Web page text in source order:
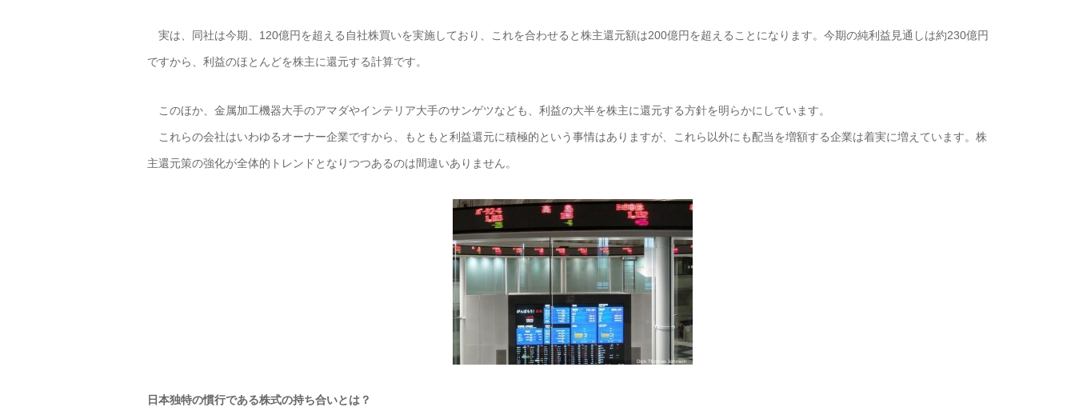
実は、同社は今期、120億円を超える自社株買いを実施しており、これを合わせると株主還元額は200億円を超えることになります。今期の純利益見通しは約230億円
ですから、利益のほとんどを株主に還元する計算です。
このほか、金属加工機器大手のアマダやインテリア大手のサンゲツなども、利益の大半を株主に還元する方針を明らかにしています。
これらの会社はいわゆるオーナー企業ですから、もともと利益還元に積極的という事情はありますが、これら以外にも配当を増額する企業は着実に増えています。株
主還元策の強化が全体的トレンドとなりつつあるのは間違いありません。
日本独特の慣行である株式の持ち合いとは？